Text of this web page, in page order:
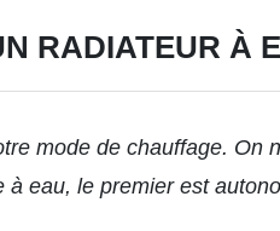
RADIATEUR À
mode de chauffage. On
eau, le premier est